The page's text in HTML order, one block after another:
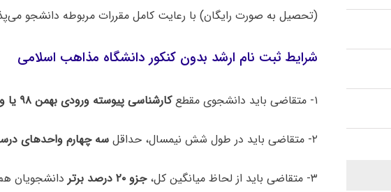
(تحصیل به صورت رایگان) با رعایت کامل مقررات مربوطه دانشجو
شرایط ثبت نام ارشد بدون کنکور دانشگاه مذاهب اسلامی
۱- متقاضی باید دانشجوی مقطع کارشناسی پیوسته ورودی بهمن ۹۸ یا ورودی ۹۹
۲- متقاضی باید در طول شش نیمسال، حداقل سه چهارم واحدهای
۳- متقاضی باید از لحاظ میانگین کل، جزو ۲۰ درصد برتر دانشجویان